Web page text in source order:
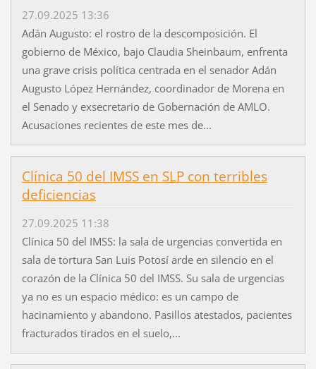
27.09.2025 13:36
Adán Augusto: el rostro de la descomposición. El
gobierno de México, bajo Claudia Sheinbaum, enfrenta
una grave crisis política centrada en el senador Adán
Augusto López Hernández, coordinador de Morena en
el Senado y exsecretario de Gobernación de AMLO.
Acusaciones recientes de este mes de...
Clínica 50 del IMSS en SLP con terribles
deficiencias
27.09.2025 11:38
Clínica 50 del IMSS: la sala de urgencias convertida en
sala de tortura San Luis Potosí arde en silencio en el
corazón de la Clínica 50 del IMSS. Su sala de urgencias
ya no es un espacio médico: es un campo de
hacinamiento y abandono. Pasillos atestados, pacientes
fracturados tirados en el suelo,...